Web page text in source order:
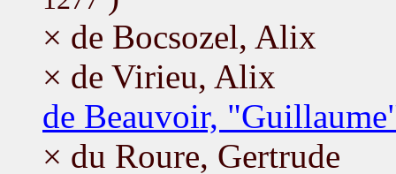
× de Bocsozel, Alix
× de Virieu, Alix
de Beauvoir,
× du Roure, Gertrude